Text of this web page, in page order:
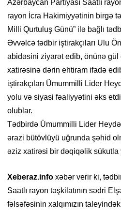
Azərbaycan Partiyası Saatlı
rayon İcra Hakimiyyətinin birgə
Milli Qurtuluş Günü” ilə bağlı
Əvvəlcə tədbir iştirakçıları Ulu
abidəsini ziyarət edib, önünə gül
xatirəsinə dərin ehtiram ifadə
iştirakçıları Ümummilli Lider
yolu və siyasi fəaliyyətini əks
olublar.
Tədbirdə Ümummilli Lider
ərazi bütövlüyü uğrunda şəhid
əziz xatirəsi bir dəqiqəlik sükutla
Xeberaz.info xəbər verir ki,
Saatlı rayon təşkilatının sədri
fəlsəfəsinin xalqımızın